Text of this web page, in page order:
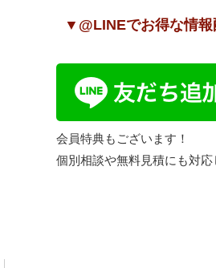
▼@LINEでお得な情報
会員特典もございます！
個別相談や無料見積にも対応